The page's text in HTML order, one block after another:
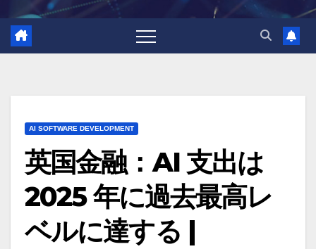
AI SOFTWARE DEVELOPMENT
英国金融：AI 支出は
2025 年に過去最高レ
ベルに達する |